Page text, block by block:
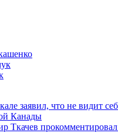
заявил, что не видит
Канады
Ткачев прокомментировал